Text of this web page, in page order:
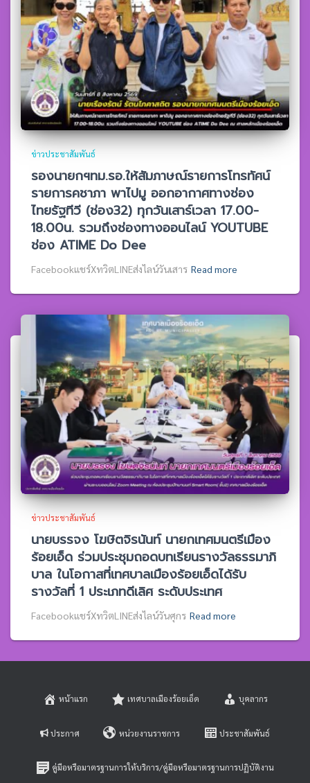
ข่าวประชาสัมพันธ์
รองนายกฯทม.รอ.ให้สัมภาษณ์รายการโทรทัศน์
รายการคชาภา พาไปมู ออกอากาศทางช่อง
ไทยรัฐทีวี (ช่อง32) ทุกวันเสาร์เวลา 17.00-
18.00น. รวมถึงช่องทางออนไลน์ YOUTUBE
ช่อง ATIME Do Dee
Facebookแชร์XทวิตLINEส่งไลน์วันเสาร Read more
ข่าวประชาสัมพันธ์
นายบรรจง โฆษิตจิรนันท์ นายกเทศมนตรีเมือง
ร้อยเอ็ด ร่วมประชุมถอดบทเรียนรางวัลธรรมาภิ
บาล ในโอกาสที่เทศบาลเมืองร้อยเอ็ดได้รับ
รางวัลที่ 1 ประเภทดีเลิศ ระดับประเทศ
Facebookแชร์XทวิตLINEส่งไลน์วันศุกร Read more
หน้าแรก เทศบาลเมืองร้อยเอ็ด บุคลากร
ประกาศ หน่วยงานราชการ ประชาสัมพันธ์
คู่มือหรือมาตรฐานการให้บริการ/คู่มือหรือมาตรฐานการปฏิบัติงาน